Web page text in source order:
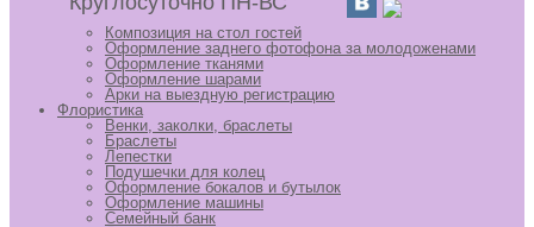
Композиция на стол гостей
Оформление заднего фотофона за молодоженами
Оформление тканями
Оформление шарами
Арки на выездную регистрацию
Флористика
Венки, заколки, браслеты
Браслеты
Лепестки
Подушечки для колец
Оформление бокалов и бутылок
Оформление машины
Семейный банк